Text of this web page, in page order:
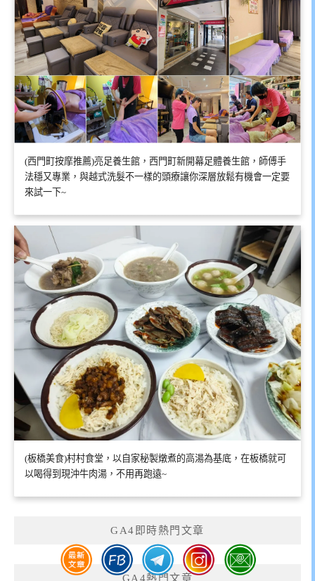
(西門町按摩推薦)亮足養生館，西門町新開幕足體養生館，師傅手
法穩又專業，與越式洗髮不一樣的頭療讓你深層放鬆有機會一定要
來試一下~
(板橋美食)村村食堂，以自家秘製燉煮的高湯為基底，在板橋就可
以喝得到現沖牛肉湯，不用再跑遠~
GA4即時熱門文章
GA4熱門文章